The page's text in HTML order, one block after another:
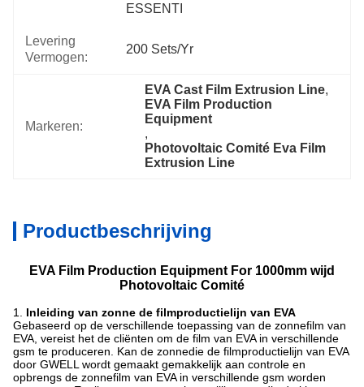
ESSENTI
Levering
Vermogen:
200 Sets/yr
Markeren:
EVA Cast Film Extrusion Line,
EVA Film Production
Equipment
,
Photovoltaic Comité Eva Film
Extrusion Line
Productbeschrijving
EVA Film Production Equipment For 1000mm wijd
Photovoltaic Comité
1. Inleiding van zonne de filmproductielijn van EVA
Gebaseerd op de verschillende toepassing van de zonnefilm van
EVA, vereist het de cliënten om de film van EVA in verschillende
gsm te produceren. Kan de zonnedie de filmproductielijn van EVA
door GWELL wordt gemaakt gemakkelijk aan controle en
opbrengs de zonnefilm van EVA in verschillende gsm worden